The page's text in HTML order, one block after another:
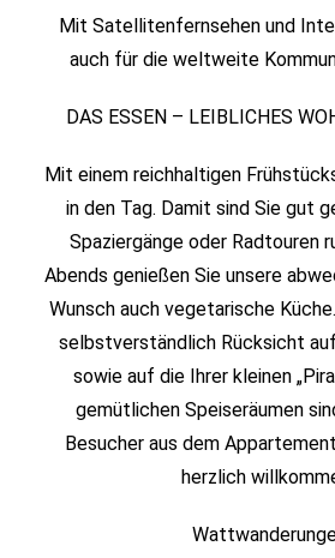
Mit Satellitenfernsehen und
auch für die weltweite
DAS ESSEN – LEIBLICHES
Mit einem reichhaltigen
in den Tag. Damit sind Sie gut
Spaziergänge oder Radtouren
Abends genießen Sie unsere
Wunsch auch vegetarische
selbstverständlich Rücksicht
sowie auf die Ihrer kleinen
gemütlichen Speiseräumen
Besucher aus dem
herzlich